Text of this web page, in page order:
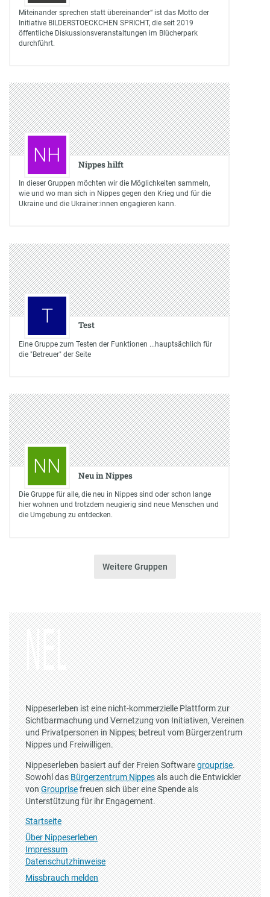
Miteinander sprechen statt übereinander“ ist das Motto der
Initiative BILDERSTOECKCHEN SPRICHT, die seit 2019
öffentliche Diskussionsveranstaltungen im Blücherpark
durchführt.
NH Nippes hilft
In dieser Gruppen möchten wir die Möglichkeiten sammeln,
wie und wo man sich in Nippes gegen den Krieg und für die
Ukraine und die Ukrainer:innen engagieren kann.
T Test
Eine Gruppe zum Testen der Funktionen ...hauptsächlich für
die "Betreuer" der Seite
NN Neu in Nippes
Die Gruppe für alle, die neu in Nippes sind oder schon lange
hier wohnen und trotzdem neugierig sind neue Menschen und
die Umgebung zu entdecken.
Weitere Gruppen
Nippeserleben ist eine nicht-kommerzielle Plattform zur
Sichtbarmachung und Vernetzung von Initiativen, Vereinen
und Privatpersonen in Nippes; betreut vom Bürgerzentrum
Nippes und Freiwilligen.
Nippeserleben basiert auf der Freien Softwaregrouprise.
Sowohl dasBürgerzentrum Nippesals auch die Entwickler
vonGrouprisefreuen sich über eine Spende als
Unterstützung für ihr Engagement.
Startseite
Über Nippeserleben
Impressum
Datenschutzhinweise
Missbrauch melden